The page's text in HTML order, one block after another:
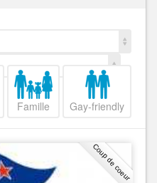
Famille Gay-friendly
Coup de coeur